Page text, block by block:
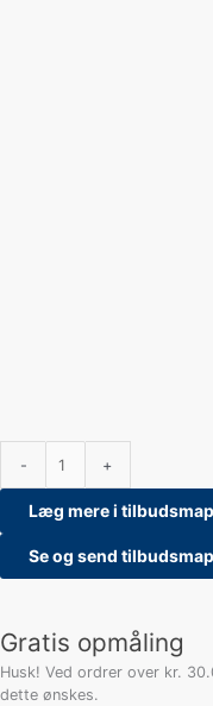
- +
Læg mere i
Se og send
Gratis opmåling
Husk! Ved ordrer over kr.
dette ønskes.